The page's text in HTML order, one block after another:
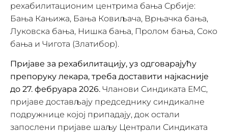
рехабилитационим центрима бања Србије:
Бања Кањижа, Бања Ковиљача, Врњачка бања,
Луковска бања, Нишка бања, Пролом бања, Соко
бања и Чигота (Златибор).
Пријаве за рехабилитацију, уз одговарајућу
препоруку лекара, треба доставити најкасније
до 27. фебруара 2026. Чланови Синдиката ЕМС,
пријаве достављају председнику синдикалне
подружнице којој припадају, док остали
запослени пријаве шаљу Централи Синдиката